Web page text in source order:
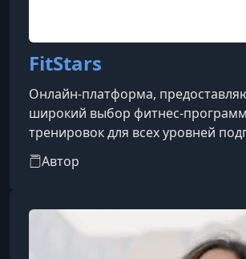
FitStars
Онлайн-платформа,
широкий выбор фитнес-
тренировок для всех уровней
сайте вы найдете разнообразные
йоге, пилатесу, кардио и силовым
программы для похудения и
здоровья. FitStars предлагает как
тренировки, так и полноценные
Автор